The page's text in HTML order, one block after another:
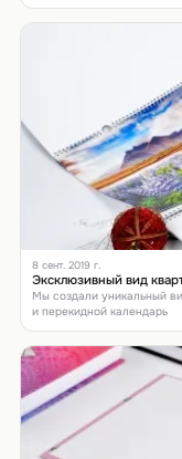
8 сент. 2019 г.
Эксклюзивный вид
Мы создали уникальный
и перекидной календарь